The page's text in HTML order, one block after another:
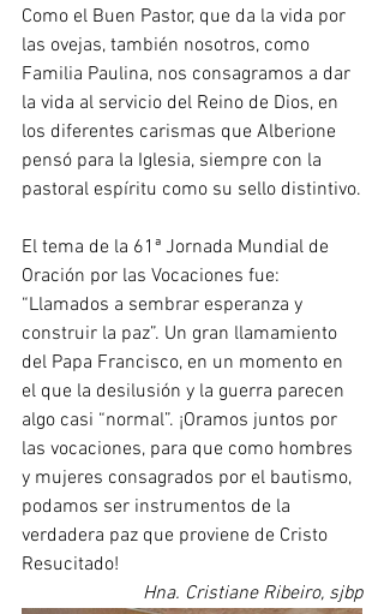
Como el Buen Pastor, que da la vida por
las ovejas, también nosotros, como
Familia Paulina, nos consagramos a dar
la vida al servicio del Reino de Dios, en
los diferentes carismas que Alberione
pensó para la Iglesia, siempre con la
pastoral espíritu como su sello distintivo.
El tema de la 61ª Jornada Mundial de
Oración por las Vocaciones fue:
“Llamados a sembrar esperanza y
construir la paz”. Un gran llamamiento
del Papa Francisco, en un momento en
el que la desilusión y la guerra parecen
algo casi “normal”. ¡Oramos juntos por
las vocaciones, para que como hombres
y mujeres consagrados por el bautismo,
podamos ser instrumentos de la
verdadera paz que proviene de Cristo
Resucitado!
Hna. Cristiane Ribeiro, sjbp